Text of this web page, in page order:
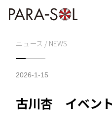
WEBSITE
ニュース / NEWS
2026-1-15
古川杏 イベン